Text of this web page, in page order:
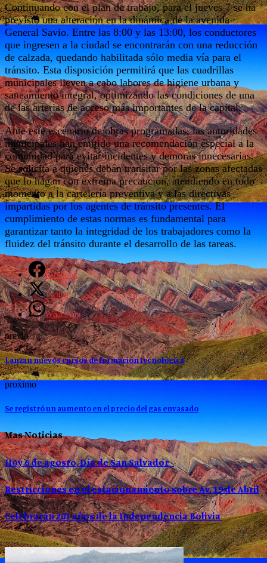
Continuando con el plan de trabajo, para el jueves 7 se ha
previsto una alteración en la dinámica de la avenida
General Savio. Entre las 8:00 y las 13:00, los conductores
que ingresen a la ciudad se encontrarán con una reducción
de calzada, quedando habilitada sólo media vía para el
tránsito. Esta disposición permitirá que las cuadrillas
municipales lleven a cabo labores de higiene urbana y
saneamiento integral, optimizando las condiciones de una
de las arterias de acceso más importantes de la capital.
Ante este escenario de obras programadas, las autoridades
municipales han emitido una recomendación especial a la
comunidad para evitar incidentes y demoras innecesarias.
Se solicita a quienes deban transitar por las zonas afectadas
que lo hagan con extrema precaución, atendiendo en todo
momento a la cartelería preventiva y a las directivas
impartidas por los agentes de tránsito presentes. El
cumplimiento de estas normas es fundamental para
garantizar tanto la integridad de los trabajadores como la
fluidez del tránsito durante el desarrollo de las tareas.
Facebook
Twitter
WhatsApp
previo
Lanzan nuevos cursos de formación tecnológica
proximo
Se registró un aumento en el precio del gas envasado
Mas Noticias
Hoy 6 de agosto, Día de San Salvador
Restricciones en el estacionamiento sobre Av. 19 de Abril
Celebrarán 201 años de la Independencia Bolivia